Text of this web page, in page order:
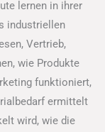
lernen in ihrer
industriellen
Vertrieb,
wie Produkte
funktioniert,
ermittelt
wird, wie die